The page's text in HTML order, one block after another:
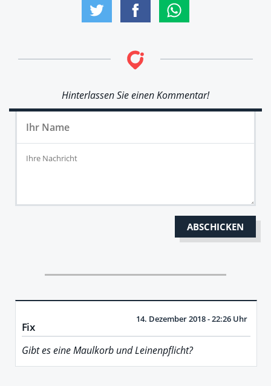
Hinterlassen Sie einen Kommentar!
Fix
14. Dezember 2018 - 22:26 Uhr
Gibt es eine Maulkorb und Leinenpflicht?